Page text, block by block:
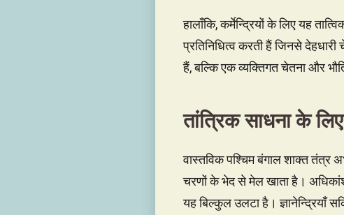
हालाँकि, कर्मेन्द्रियों के लिए यह
प्रतिनिधित्व करती हैं जिनसे
हैं, बल्कि एक व्यक्तिगत चेतना और
तांत्रिक साधना के लिए
वास्तविक पश्चिम बंगाल शाक्त तंत्र
चरणों के भेद से मेल खाता है।
यह बिल्कुल उलटा है। ज्ञानेन्द्रियाँ